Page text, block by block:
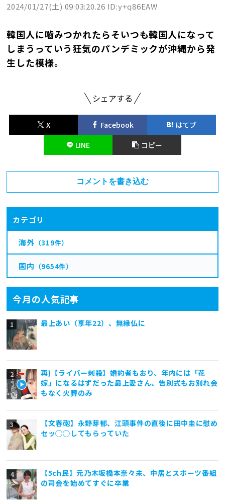
2024/01/27(土) 09:03:20.26 ID:y+q86EAW
韓国人に嚙みつかれたらそいつも韓国人になって
しまうっていう狂気のパンデミックが沖縄から発
生した模様。
シェアする
X Facebook
はてブ
LINE
コピー
コメントを書き込む
カテゴリ
海外 （319件）
国内 （9654件）
今月の人気記事
最上あい（享年22）、無縁仏に
再)【ライバー刺殺】婚約者もおり、年内には「花
嫁」になるはずだった最上愛さん、告別式もお別れ会
もなく火葬のみ
【文春砲】永野芽郁、江頭事件の直後に田中圭に慰め
セッ◯◯してもらっていた
【5ch民】元乃木坂橋本奈々未、中居とスポーツ番組
の司会を始めてすぐに卒業